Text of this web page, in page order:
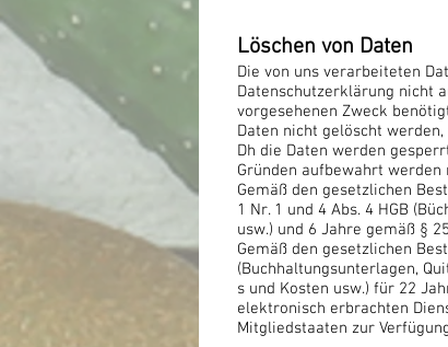
Löschen von Daten
Die von uns verarbeiteten
Datenschutzerklärung nicht
vorgesehenen Zweck
Daten nicht gelöscht
Dh die Daten werden
Gründen aufbewahrt werden
Gemäß den gesetzlichen
1 Nr. 1 und 4 Abs. 4 HGB
usw.) und 6 Jahre gemäß §
Gemäß den gesetzlichen
(Buchhaltungsunterlagen,
s und Kosten usw.) für 22
elektronisch erbrachten
Mitgliedstaaten zur